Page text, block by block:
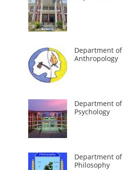
Department of
Anthropology
Department of
Psychology
Department of
Philosophy